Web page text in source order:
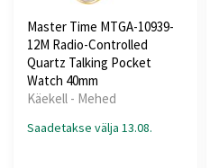
Master Time MTGA-10939-
12M Radio-Controlled
Quartz Talking Pocket
Watch 40mm
Käekell - Mehed
Saadetakse välja 13.08.